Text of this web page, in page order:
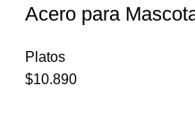
Acero para
Platos
$10.890